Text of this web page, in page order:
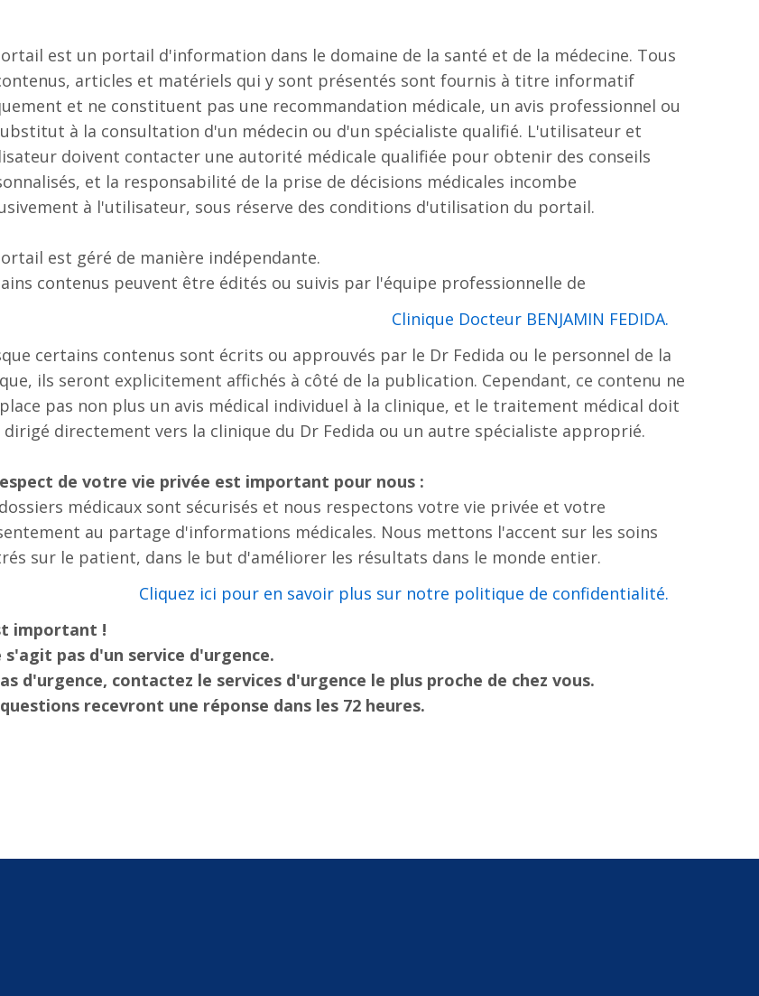
est un portail d'information dans le domaine de la santé et de la médecine. Tous
articles et matériels qui y sont présentés sont fournis à titre informatif
et ne constituent pas une recommandation médicale, un avis professionnel ou
à la consultation d'un médecin ou d'un spécialiste qualifié. L'utilisateur et
doivent contacter une autorité médicale qualifiée pour obtenir des conseils
et la responsabilité de la prise de décisions médicales incombe
à l'utilisateur, sous réserve des conditions d'utilisation du portail.
est géré de manière indépendante.
contenus peuvent être édités ou suivis par l'équipe professionnelle de
.Clinique Docteur BENJAMIN FEDIDA
certains contenus sont écrits ou approuvés par le Dr Fedida ou le personnel de la
ils seront explicitement affichés à côté de la publication. Cependant, ce contenu ne
pas non plus un avis médical individuel à la clinique, et le traitement médical doit
directement vers la clinique du Dr Fedida ou un autre spécialiste approprié.
de votre vie privée est important pour nous :
médicaux sont sécurisés et nous respectons votre vie privée et votre
au partage d'informations médicales. Nous mettons l'accent sur les soins
sur le patient, dans le but d'améliorer les résultats dans le monde entier.
.Cliquez ici pour en savoir plus sur notre politique de confidentialité
important !
s'agit pas d'un service d'urgence.
d'urgence, contactez le services d'urgence le plus proche de chez vous.
recevront une réponse dans les 72 heures.